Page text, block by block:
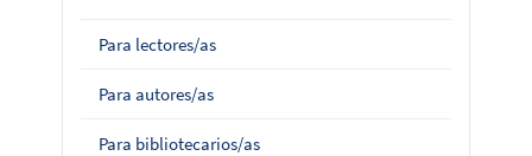
Para lectores/as
Para autores/as
Para bibliotecarios/as